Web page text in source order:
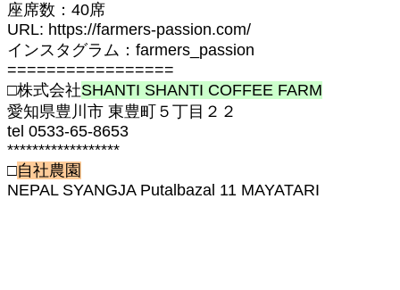
座席数：40席
URL: https://farmers-passion.com/
インスタグラム：farmers_passion
=================
□株式会社SHANTI SHANTI COFFEE FARM
愛知県豊川市 東豊町５丁目２２
tel 0533-65-8653
******************
□自社農園
NEPAL SYANGJA Putalbazal 11 MAYATARI